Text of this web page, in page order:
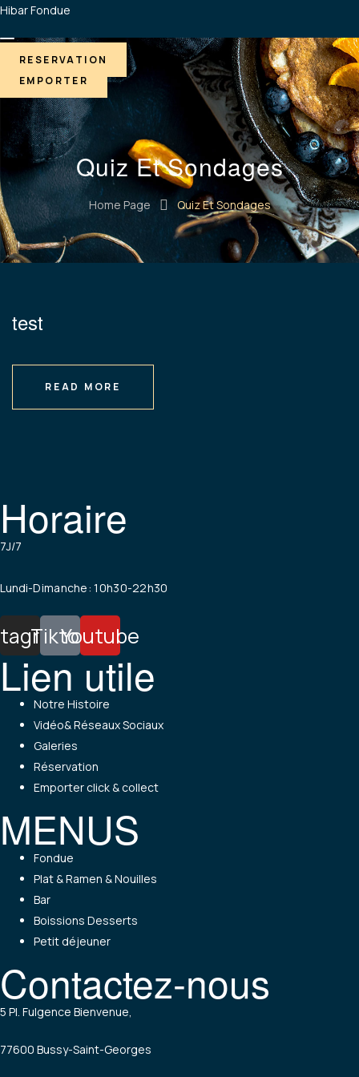
Hibar Fondue
RESERVATION
EMPORTER
Quiz Et Sondages
Home Page Quiz Et Sondages
test
READ MORE
Horaire
7J/7
Lundi-Dimanche: 10h30-22h30
TiktokYoutube
Lien utile
Menu
Notre Histoire
Vidéo& Réseaux Sociaux
Galeries
Réservation
Emporter click & collect
MENUS
Menu
Fondue
Plat & Ramen & Nouilles
Bar
Boissions Desserts
Petit déjeuner
Contactez-nous
5 Pl. Fulgence Bienvenue,
77600 Bussy-Saint-Georges